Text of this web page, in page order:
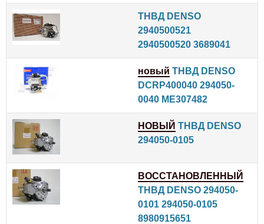
ТНВД DENSO
2940500521
2940500520 3689041
новый ТНВД DENSO
DCRP400040 294050-
0040 ME307482
НОВЫЙ ТНВД DENSO
294050-0105
ВОССТАНОВЛЕННЫЙ
ТНВД DENSO 294050-
0101 294050-0105
8980915651